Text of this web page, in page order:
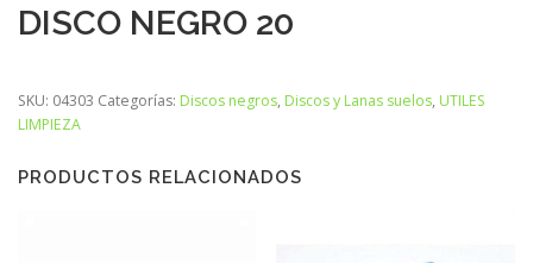
DISCO NEGRO 20
SKU: 04303 Categorías: Discos negros, Discos y Lanas suelos, UTILES
LIMPIEZA
PRODUCTOS RELACIONADOS